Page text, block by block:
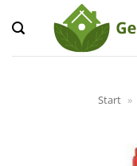
Inhalt
springen
Start »